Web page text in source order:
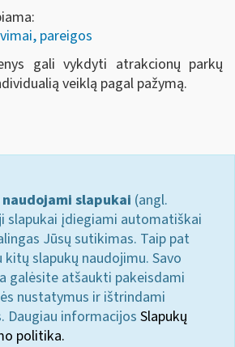
pareigos
gali vykdyti atrakcionų parkų
veiklą pagal pažymą.
slapukai (angl.
slapukai įdiegiami automatiškai
Jūsų sutikimas. Taip pat
slapukų naudojimu. Savo
galėsite atšaukti pakeisdami
nustatymus ir ištrindami
Daugiau informacijos Slapukų
politika.